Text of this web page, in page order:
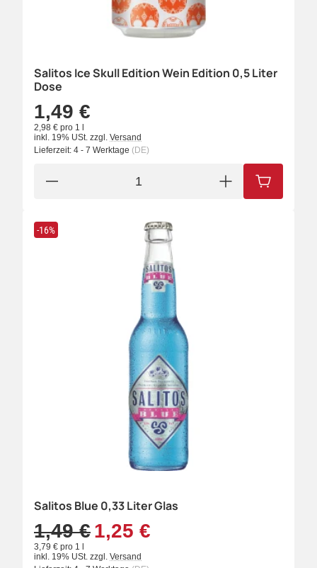
Salitos Ice Skull Edition Wein Edition 0,5 Liter
Dose
1,49 €
2,98 € pro 1 l
inkl. 19% USt. zzgl. Versand
Lieferzeit: 4 - 7 Werktage (DE)
IN DEN
-16%
Salitos Blue 0,33 Liter Glas
1,25 €
1,49 €
3,79 € pro 1 l
inkl. 19% USt. zzgl. Versand